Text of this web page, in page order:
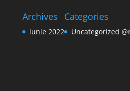
Archives
iunie 2022
Categories
Uncategorized